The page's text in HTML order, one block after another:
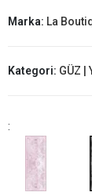
Marka: La
Kategori: GÜZ |
: